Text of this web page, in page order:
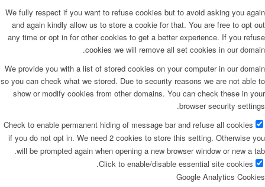
We fully respect if you want to refuse cookies but to avoid asking you again
and again kindly allow us to store a cookie for that. You are free to opt out
any time or opt in for other cookies to get a better experience. If you refuse
cookies we will remove all set cookies in our domain.
We provide you with a list of stored cookies on your computer in our domain
so you can check what we stored. Due to security reasons we are not able to
show or modify cookies from other domains. You can check these in your
browser security settings.
Check to enable permanent hiding of message bar and refuse all cookies
if you do not opt in. We need 2 cookies to store this setting. Otherwise you
will be prompted again when opening a new browser window or new a tab.
Click to enable/disable essential site cookies.
Google Analytics Cookies